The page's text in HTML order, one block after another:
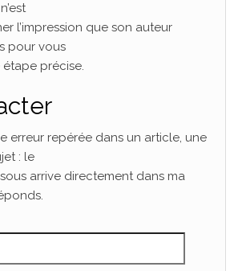
l’impression que son auteur
pour vous
précise.
erreur repérée dans un article, une
: le
arrive directement dans ma